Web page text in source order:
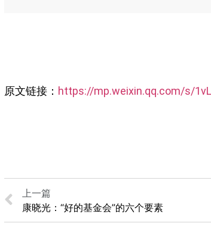
原文链接： https://mp.weixin.qq.com/s/
上一篇
康晓光：“好的基金会”的六个要素